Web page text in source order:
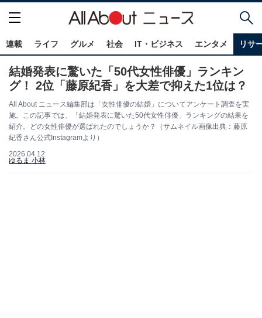
連載 ライフ グルメ 社会 IT・ビジネス エンタメ リサ
結婚発表に驚いた「50代女性俳優」ランキン
グ！ 2位「藤原紀香」を大差で抑えた1位は？
All About ニュース編集部は「女性俳優の結婚」についてアンケート調査を実
施。この記事では、「結婚発表に驚いた50代女性俳優」ランキングの結果を
紹介。どの女性俳優が選ばれたのでしょうか？（サムネイル画像出典：藤原
紀香さん公式Instagramより）
2026.04.12
ゆるま 小林